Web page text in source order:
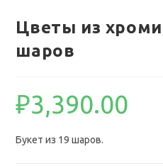
Цветы из
шаров
₽3,390.00
Букет из 19 шаров.